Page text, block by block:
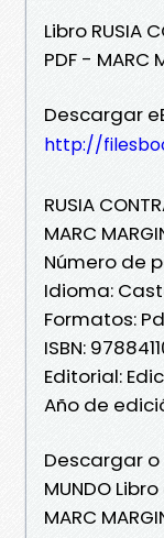
Libro RUSIA
PDF - MARC
Descargar
http://
RUSIA
MARC
Número de
Idioma:
Formatos:
ISBN:
Editorial:
Año de
Descargar o
MUNDO
MARC